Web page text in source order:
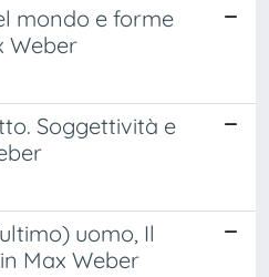
mondo e forme
Weber
Soggettività e
uomo, Il
Max Weber